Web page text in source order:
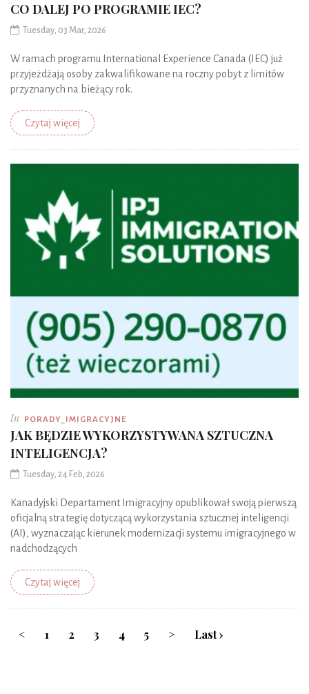
CO DALEJ PO PROGRAMIE IEC?
Tuesday, 03 Mar, 2026
W ramach programu International Experience Canada (IEC) już
przyjeżdżają osoby zakwalifikowane na roczny pobyt z limitów
przyznanych na bieżący rok.
Czytaj więcej
In PORADY_IMIGRACYJNE
JAK BĘDZIE WYKORZYSTYWANA SZTUCZNA
INTELIGENCJA?
Tuesday, 24 Feb, 2026
Kanadyjski Departament Imigracyjny opublikował swoją pierwszą
oficjalną strategię dotyczącą wykorzystania sztucznej inteligencji
(AI), wyznaczając kierunek modernizacji systemu imigracyjnego w
nadchodzących
Czytaj więcej
< 1 2 3 4 5 > Last ›